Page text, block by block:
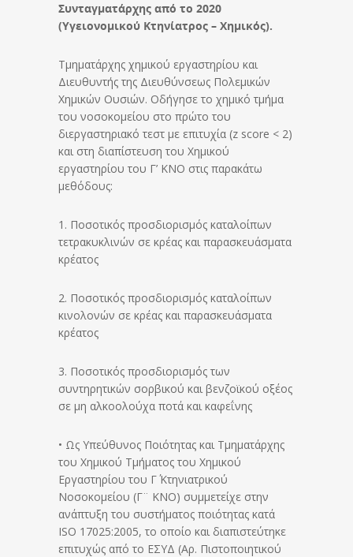
Συνταγματάρχης από το 2020
(Υγειονομικού Κτηνίατρος – Χημικός).
Τμηματάρχης χημικού εργαστηρίου και
Διευθυντής της Διευθύνσεως Πολεμικών
Χημικών Ουσιών. Οδήγησε το χημικό τμήμα
του νοσοκομείου στο πρώτο του
διεργαστηριακό τεστ με επιτυχία (z score < 2)
και στη διαπίστευση του Χημικού
εργαστηρίου του Γ’ ΚΝΟ στις παρακάτω
μεθόδους:
1. Ποσοτικός προσδιορισμός καταλοίπων
τετρακυκλινών σε κρέας και παρασκευάσματα
κρέατος
2. Ποσοτικός προσδιορισμός καταλοίπων
κινολονών σε κρέας και παρασκευάσματα
κρέατος
3. Ποσοτικός προσδιορισμός των
συντηρητικών σορβικού και βενζοϊκού οξέος
σε μη αλκοολούχα ποτά και καφεΐνης
• Ως Υπεύθυνος Ποιότητας και Τμηματάρχης
του Χημικού Τμήματος του Χημικού
Εργαστηρίου του Γ΄ Κτηνιατρικού
Νοσοκομείου (Γ¨ ΚΝΟ) συμμετείχε στην
ανάπτυξη του συστήματος ποιότητας κατά
ISO 17025:2005, το οποίο και διαπιστεύτηκε
επιτυχώς από το ΕΣΥΔ (Αρ. Πιστοποιητικού